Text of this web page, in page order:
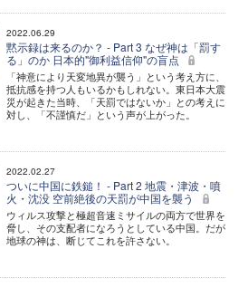
2022.06.29
黙示録は来るのか？ - Part 3 なぜ神は「罰す
る」のか 日本的"御利益信仰"の盲点
「神意により天変地異が襲う」という考え方に、
抵抗感を持つ人もいるかもしれない。東日本大震
災が起きた当時、「天罰ではないか」との考えに
対し、「不謹慎だ」という声が上がった。
2022.02.27
ついに中国に鉄鎚！ - Part 2 地震・津波・噴
火・沈没 空前絶後の天罰が中国を襲う
ウィルス攻撃と極超音速ミサイルの両方で世界を
脅し、その支配者になろうとしている中国。だが
地球の神は、断じてこれを許さない。